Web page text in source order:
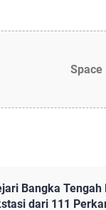
Bangka
dari 111